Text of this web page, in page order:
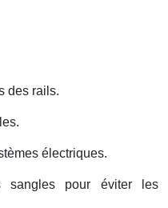
des rails.
électriques.
sangles pour éviter les